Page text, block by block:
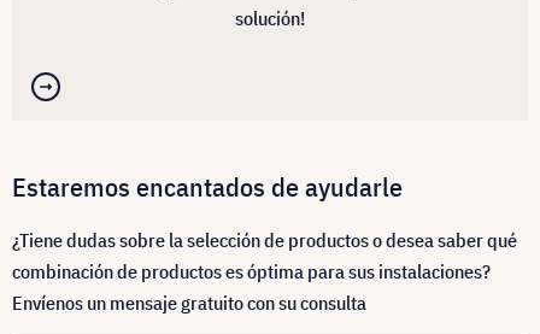
solución!
Estaremos encantados de ayudarle
¿Tiene dudas sobre la selección de productos o desea saber qué
combinación de productos es óptima para sus instalaciones?
Envíenos un mensaje gratuito con su consulta